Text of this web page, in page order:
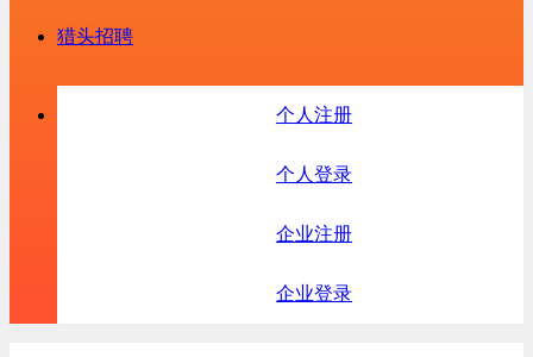
猎头招聘
个人注册
个人登录
企业注册
企业登录